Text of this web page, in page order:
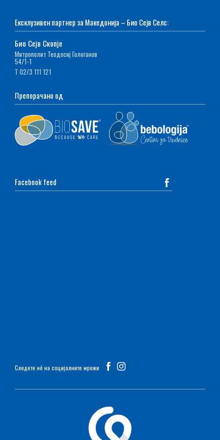
Ексклузивен партнер за Македонија – Био Сејв Селс:
Био Сејв Скопје
Митрополит Теодосиј Гологанов
54/1-1
Т 02/3 111 121
Препорачано од
Facebook feed
Следете нé на социјалните мрежи